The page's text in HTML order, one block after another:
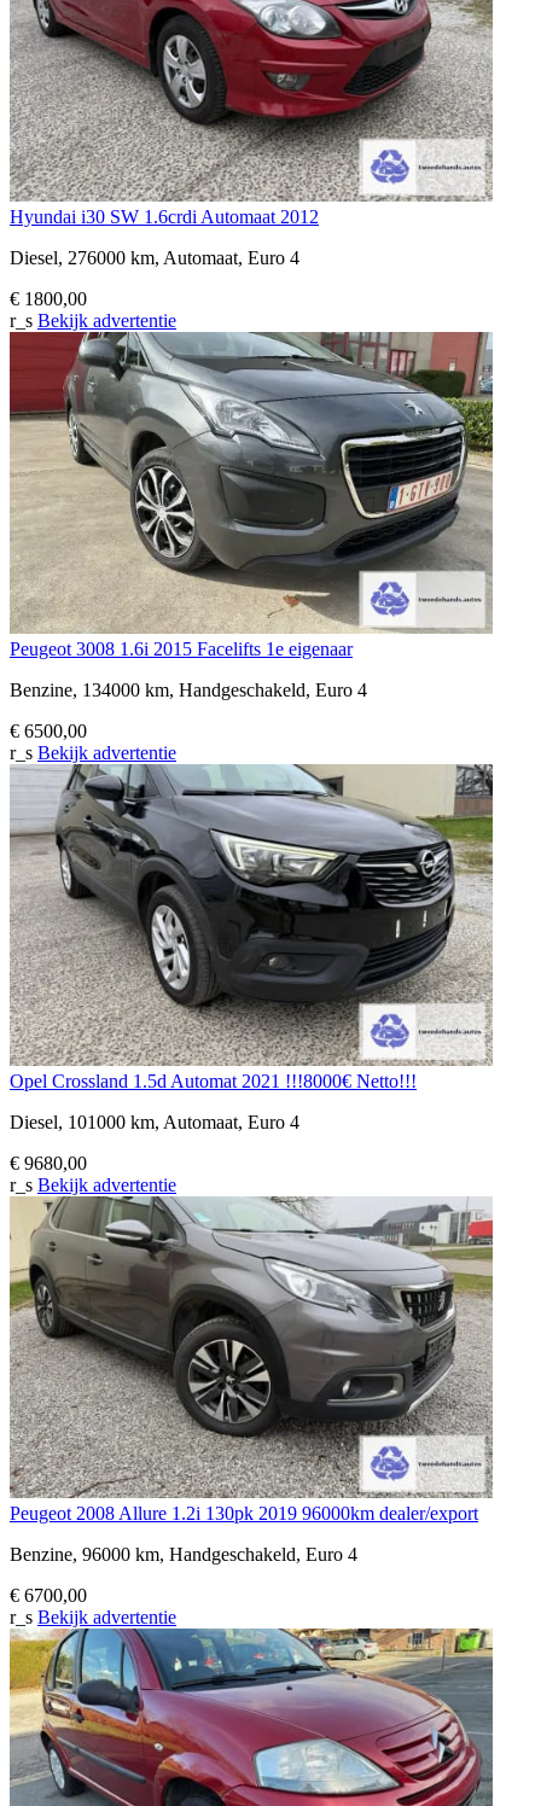
Hyundai i30 SW 1.6crdi Automaat 2012
Diesel, 276000 km, Automaat, Euro 4
€ 1800,00
r_s Bekijk advertentie
Peugeot 3008 1.6i 2015 Facelifts 1e eigenaar
Benzine, 134000 km, Handgeschakeld, Euro 4
€ 6500,00
r_s Bekijk advertentie
Opel Crossland 1.5d Automat 2021 !!!8000€ Netto!!!
Diesel, 101000 km, Automaat, Euro 4
€ 9680,00
r_s Bekijk advertentie
Peugeot 2008 Allure 1.2i 130pk 2019 96000km dealer/export
Benzine, 96000 km, Handgeschakeld, Euro 4
€ 6700,00
r_s Bekijk advertentie